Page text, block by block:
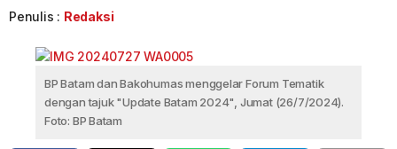
Penulis : Redaksi
BP Batam dan Bakohumas menggelar Forum Tematik
dengan tajuk "Update Batam 2024", Jumat (26/7/2024).
Foto: BP Batam